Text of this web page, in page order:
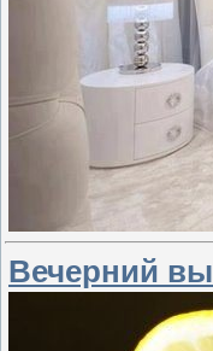
Вечерний